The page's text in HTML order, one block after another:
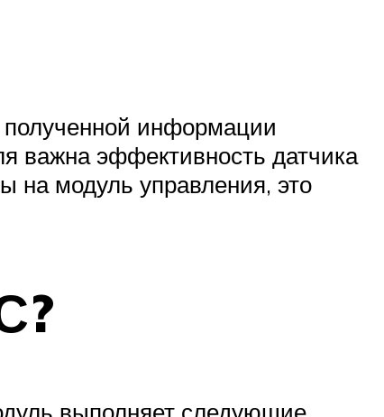
информации
важна эффективность датчика
на модуль управления, это
выполняет следующие